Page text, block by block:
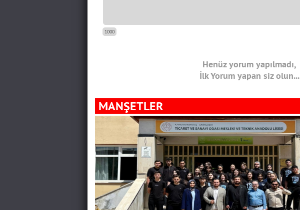
1000
Henüz yorum yapılmadı,
İlk Yorum yapan siz olun...
MANŞETLER